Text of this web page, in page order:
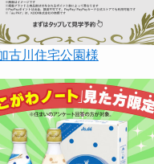
古川住宅公園様